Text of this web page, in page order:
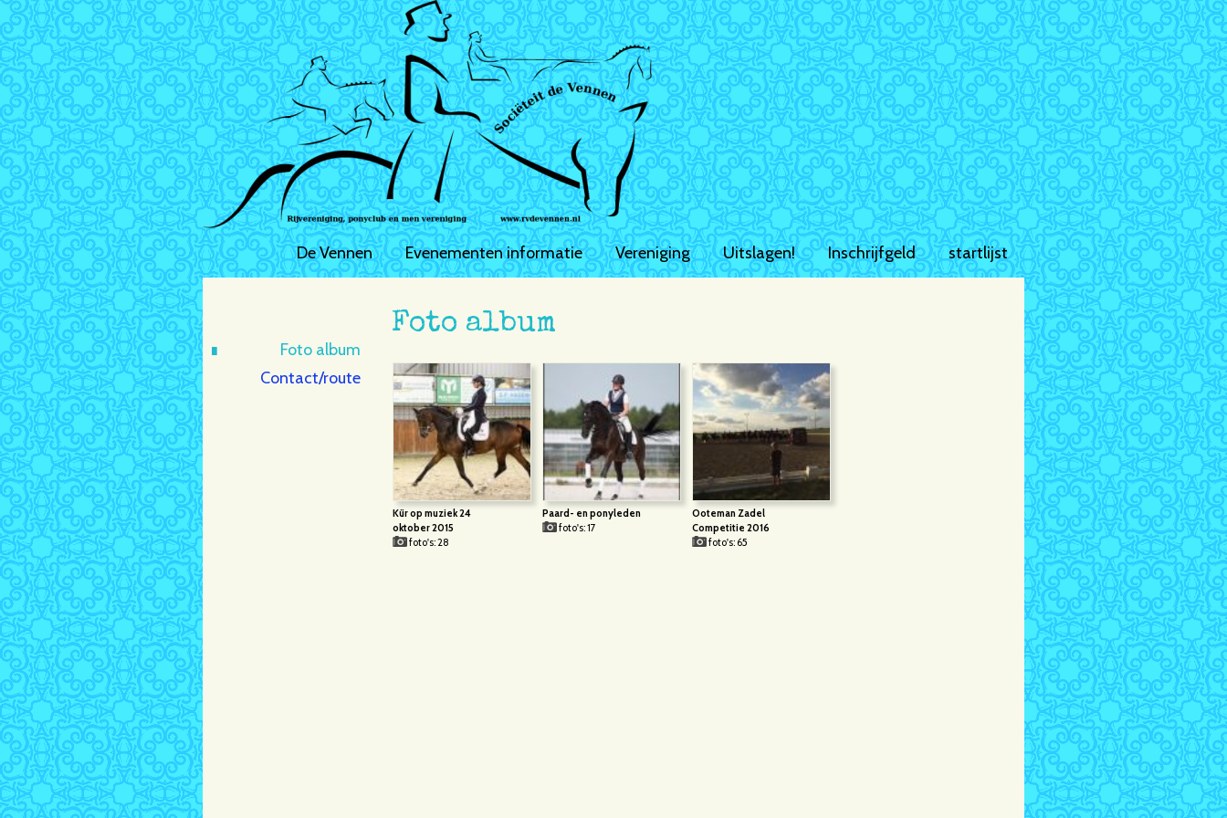
De Vennen Evenementen informatie Vereniging Uitslagen! Inschrijfgeld startlijst
Foto album
Contact/route
Foto album
Kür op muziek 24
oktober 2015
foto's: 28
Paard- en ponyleden
foto's: 17
Ooteman Zadel
Competitie 2016
foto's: 65